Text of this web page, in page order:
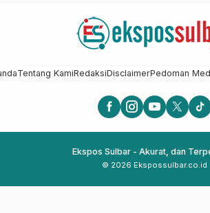
Tentang KamiRedaksiDisclaimerPedoman
Ekspos Sulbar - Akurat, dan
© 2026 Ekspossulbar.co.id